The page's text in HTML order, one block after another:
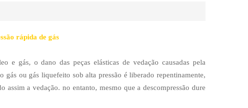
rápida de gás
e gás, o dano das peças elásticas de vedação causadas pela
ou gás liquefeito sob alta pressão é liberado repentinamente,
a vedação. no entanto, mesmo que a descompressão dure